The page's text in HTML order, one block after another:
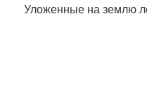
Уложенные на землю